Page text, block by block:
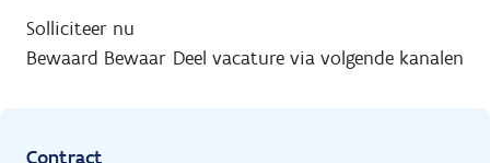
Solliciteer nu
Bewaard Bewaar Deel vacature via volgende kanalen
Contract